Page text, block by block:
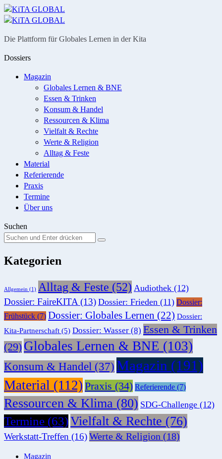
Menü
Suche
Die Plattform für Globales Lernen in der Kita
Dossiers
Magazin
Globales Lernen & BNE
Essen & Trinken
Konsum & Handel
Ressourcen & Klima
Vielfalt & Rechte
Werte & Religion
Alltag & Feste
Material
Referierende
Praxis
Termine
Über uns
Suchen
Suchen
nach:
Suche
Kategorien
Allgemein (1) Alltag & Feste (52) Audiothek (12)
Dossier: FaireKITA (13) Dossier: Frieden (11) Dossier:
Frühstück (7) Dossier: Globales Lernen (22) Dossier:
Kita-Partnerschaft (5) Dossier: Wasser (8) Essen & Trinken
(29) Globales Lernen & BNE (103)
Konsum & Handel (37) Magazin (191)
Material (112) Praxis (34) Referierende (7)
Ressourcen & Klima (80) SDG-Challenge (12)
Termine (63)Vielfalt & Rechte (76)
Werkstatt-Treffen (16)Werte & Religion (18)
Magazin